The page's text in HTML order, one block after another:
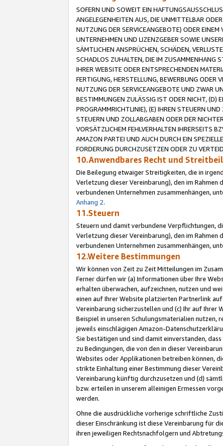
SOFERN UND SOWEIT EIN
ANGELEGENHEITEN AUS, DIE UNMITTELBAR
NUTZUNG DER SERVICEANGEBOTE) ODER
UNTERNEHMEN UND LIZENZGEBER SOWIE
SÄMTLICHEN ANSPRÜCHEN, SCHÄDEN,
SCHADLOS ZUHALTEN, DIE IM ZUSAMMENHANG
IHRER WEBSITE ODER ENTSPRECHENDEN
FERTIGUNG, HERSTELLUNG, BEWERBUNG ODER
NUTZUNG DER SERVICEANGEBOTE UND ZWAR
BESTIMMUNGEN ZULÄSSIG IST ODER NICHT, (D)
PROGRAMMRICHTLINIE), (E) IHREN STEUERN
STEUERN UND ZOLLABGABEN ODER DER
VORSÄTZLICHEM FEHLVERHALTEN IHRERSEITS
AMAZON PARTEI UND AUCH DURCH EIN
FORDERUNG DURCHZUSETZEN ODER ZU
10.Anwendbares Recht und
Die Beilegung etwaiger Streitigkeiten, die in
Verletzung dieser Vereinbarung), den im
verbundenen Unternehmen zusammenhängen,
Anhang 2.
11.Steuern
Steuern und damit verbundene Verpflichtungen,
Verletzung dieser Vereinbarung), den im
verbundenen Unternehmen zusammenhängen,
12.Weitere Bestimmungen
Wir können von Zeit zu Zeit Mitteilungen im
Ferner dürfen wir (a) Informationen über Ihre
erhalten überwachen, aufzeichnen, nutzen und
einen auf Ihrer Website platzierten Partnerlink
Vereinbarung sicherzustellen und (c) Ihr auf
Beispiel in unseren Schulungsmaterialien
jeweils einschlägigen Amazon-
Sie bestätigen und sind damit einverstanden,
zu Bedingungen, die von den in dieser
Websites oder Applikationen betreiben können,
strikte Einhaltung einer Bestimmung dieser
Vereinbarung künftig durchzusetzen und (d)
bzw. erteilen in unserem alleinigen Ermessen
werden.
Ohne die ausdrückliche vorherige schriftliche
dieser Einschränkung ist diese Vereinbarung für
ihren jeweiligen Rechtsnachfolgern und